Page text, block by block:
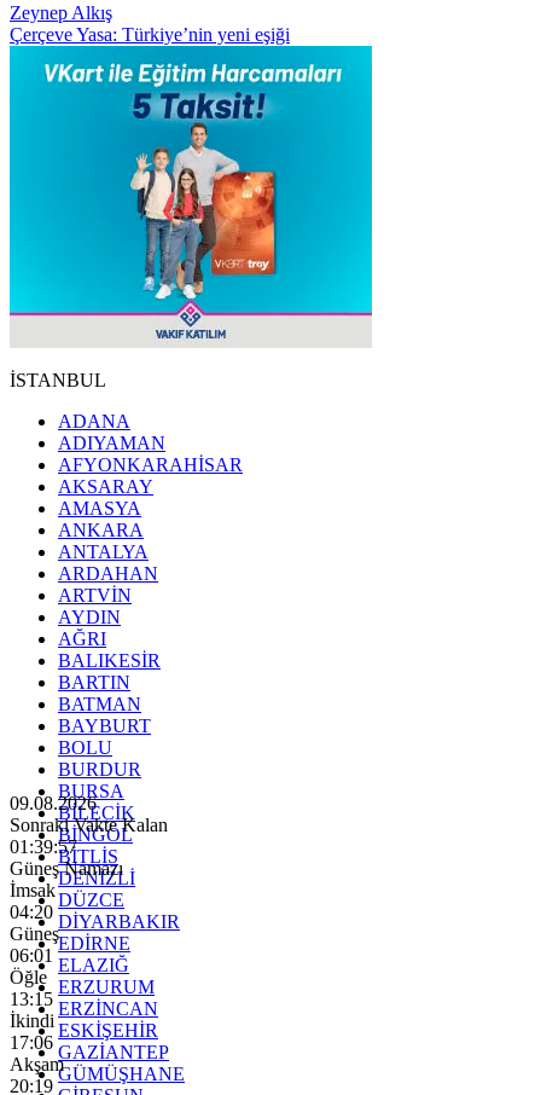
Zeynep Alkış
Çerçeve Yasa: Türkiye’nin yeni eşiği
İSTANBUL
ADANA
ADIYAMAN
AFYONKARAHİSAR
AKSARAY
AMASYA
ANKARA
ANTALYA
ARDAHAN
ARTVİN
AYDIN
AĞRI
BALIKESİR
BARTIN
BATMAN
BAYBURT
BOLU
BURDUR
BURSA
BİLECİK
BİNGÖL
BİTLİS
DENİZLİ
DÜZCE
DİYARBAKIR
EDİRNE
ELAZIĞ
ERZURUM
ERZİNCAN
ESKİŞEHİR
GAZİANTEP
GÜMÜŞHANE
09.08.2026
Sonraki Vakte Kalan
01:39:55
Güneş Namazı
İmsak
04:20
Güneş
06:01
Öğle
13:15
İkindi
17:06
Akşam
20:19